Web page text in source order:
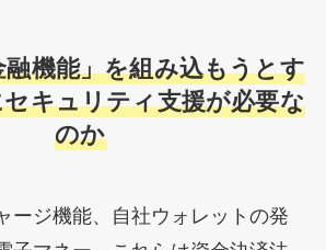
機能」を組み込もうとす
キュリティ支援が必要な
のか
ージ機能、自社ウォレットの発